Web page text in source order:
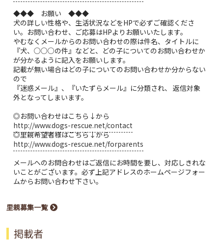
◆◆◆ お願い ◆◆◆
犬の詳しい性格や、生活状況などをHPで必ずご確認くださ
い。お問い合わせ、ご応募はHPよりお願いいたします。
やむなくメールからのお問い合わせの際は件名、タイトルに
『犬、○○○の件』などと、どの子についてのお問い合わせか
が分かるように記入をお願いします。
記載が無い場合はどの子についてのお問い合わせか分からない
ので
『迷惑メール』、『いたずらメール』に分類され、 返信対象
外となってしまいます。
◎お問い合わせはこちら↓から
http://www.dogs-rescue.net/contact
◎里親希望者様はこちら↓から
http://www.dogs-rescue.net/forparents
メールへのお問合わせはご返信にお時間を要し、対応しきれな
いことがございます。必ず上記アドレスのホームページフォー
ムからお問い合わせ下さい。
里親募集一覧
掲載者